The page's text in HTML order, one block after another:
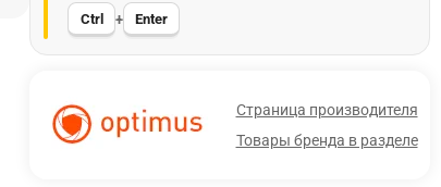
Ctrl + Enter
Страница производителя
Товары бренда в разделе